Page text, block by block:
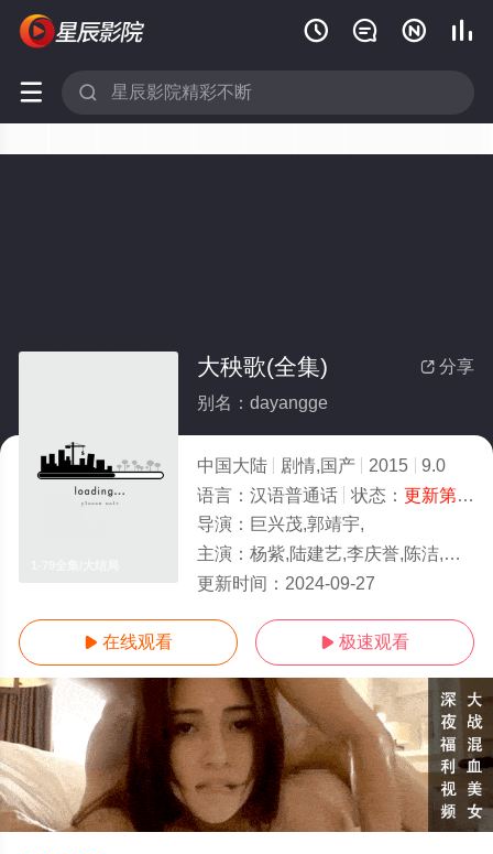
   
 
 分享
大秧歌(全集)
别名：dayangge
中国大陆 剧情,国产 2015
9.0
语言： 汉语普通话 状态： 更新第79集
导演： 巨兴茂,郭靖宇,
主演： 杨紫,陆建艺,李庆誉,陈洁,刘之冰,巍子,杨志刚,江柏萱,田璐,杨昆,刘智扬,张少华,宣璐,王奎荣,宋守述,贾
更新时间： 2024-09-27
 在线观看  极速观看